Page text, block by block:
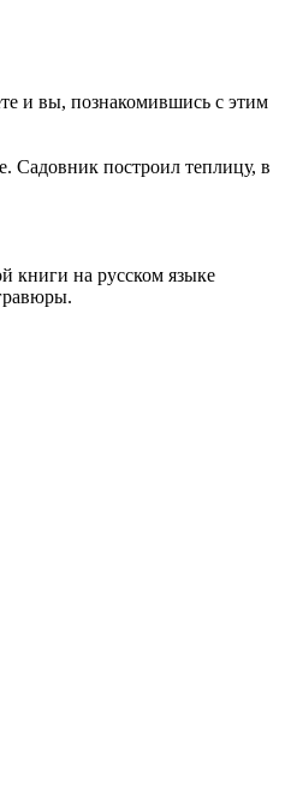
и вы, познакомившись с этим
Садовник построил теплицу, в
книги на русском языке